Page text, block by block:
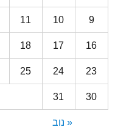
9
10
11
16
17
18
23
24
25
30
31
« נוב